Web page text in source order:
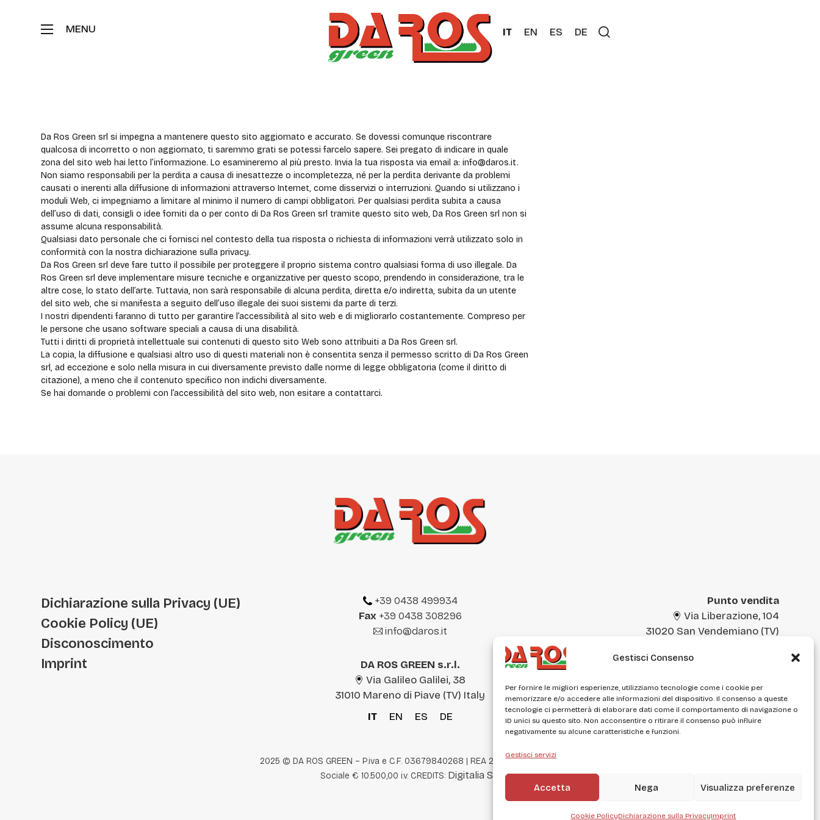
Gestisci Consenso
Per fornire le migliori esperienze, utilizziamo tecnologie come i cookie per
memorizzare e/o accedere alle informazioni del dispositivo. Il consenso a queste
tecnologie ci permetterà di elaborare dati come il comportamento di navigazione o
ID unici su questo sito. Non acconsentire o ritirare il consenso può influire
negativamente su alcune caratteristiche e funzioni.
Gestisci servizi
Accetta Nega Visualizza preferenze
Cookie PolicyDichiarazione sulla PrivacyImprint
IT EN ES DE
Da Ros Green srl si impegna a mantenere questo sito aggiornato e accurato. Se dovessi comunque riscontrare
qualcosa di incorretto o non aggiornato, ti saremmo grati se potessi farcelo sapere. Sei pregato di indicare in quale
zona del sito web hai letto l’informazione. Lo esamineremo al più presto. Invia la tua risposta via email a:info@daros.it.
Non siamo responsabili per la perdita a causa di inesattezze o incompletezza, né per la perdita derivante da problemi
causati o inerenti alla diffusione di informazioni attraverso Internet, come disservizi o interruzioni. Quando si utilizzano i
moduli Web, ci impegniamo a limitare al minimo il numero di campi obbligatori. Per qualsiasi perdita subita a causa
dell’uso di dati, consigli o idee forniti da o per conto di Da Ros Green srl tramite questo sito web, Da Ros Green srl non si
assume alcuna responsabilità.
Qualsiasi dato personale che ci fornisci nel contesto della tua risposta o richiesta di informazioni verrà utilizzato solo in
conformità con la nostra dichiarazione sulla privacy.
Da Ros Green srl deve fare tutto il possibile per proteggere il proprio sistema contro qualsiasi forma di uso illegale. Da
Ros Green srl deve implementare misure tecniche e organizzative per questo scopo, prendendo in considerazione, tra le
altre cose, lo stato dell’arte. Tuttavia, non sarà responsabile di alcuna perdita, diretta e/o indiretta, subita da un utente
del sito web, che si manifesta a seguito dell’uso illegale dei suoi sistemi da parte di terzi.
I nostri dipendenti faranno di tutto per garantire l’accessibilità al sito web e di migliorarlo costantemente. Compreso per
le persone che usano software speciali a causa di una disabilità.
Tutti i diritti di proprietà intellettuale sui contenuti di questo sito Web sono attribuiti a Da Ros Green srl.
La copia, la diffusione e qualsiasi altro uso di questi materiali non è consentita senza il permesso scritto di Da Ros Green
srl, ad eccezione e solo nella misura in cui diversamente previsto dalle norme di legge obbligatoria (come il diritto di
citazione), a meno che il contenuto specifico non indichi diversamente.
Se hai domande o problemi con l’accessibilità del sito web, non esitare a contattarci.
Dichiarazione sulla Privacy (UE)
Cookie Policy (UE)
Disconoscimento
Imprint
+39 0438 499934
Fax +39 0438 308296
info@daros.it
DA ROS GREEN s.r.l.
Via Galileo Galilei, 38
31010 Mareno di Piave (TV) Italy
IT
EN ES DE
Punto vendita
Via Liberazione, 104
31020 San Vendemiano (TV)
2025 © DA ROS GREEN – P.iva e C.F. 03679840268 | REA 289668 | Capitale
Sociale € 10.500,00 i.v. CREDITS: Digitalia Srl